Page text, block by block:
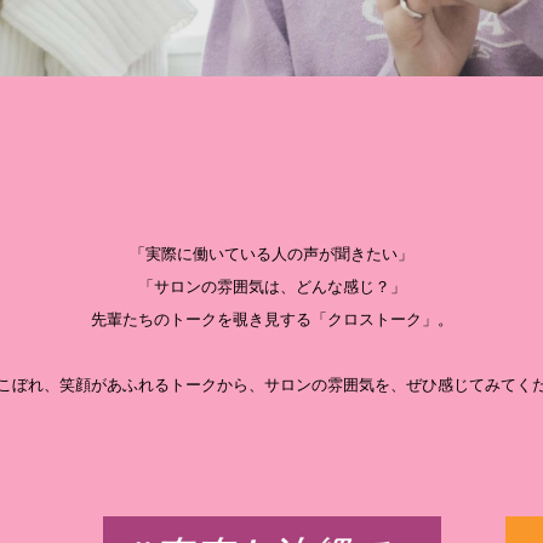
「実際に働いている人の声が聞きたい」
「サロンの雰囲気は、どんな感じ？」
先輩たちのトークを覗き見する「クロストーク」。
ぼれ、笑顔があふれるトークから、サロンの雰囲気を、ぜひ感じてみてく